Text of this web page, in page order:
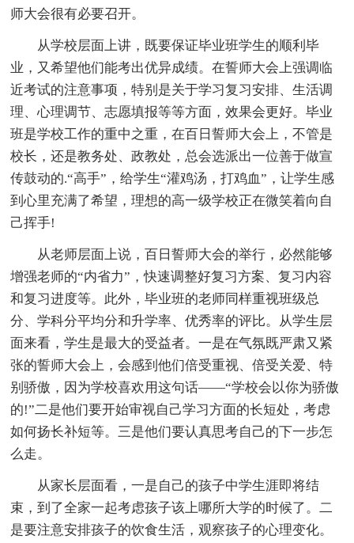
师大会很有必要召开。
从学校层面上讲，既要保证毕业班学生的顺利毕
业，又希望他们能考出优异成绩。在誓师大会上强调临
近考试的注意事项，特别是关于学习复习安排、生活调
理、心理调节、志愿填报等等方面，效果会更好。毕业
班是学校工作的重中之重，在百日誓师大会上，不管是
校长，还是教务处、政教处，总会选派出一位善于做宣
传鼓动的.“高手”，给学生“灌鸡汤，打鸡血”，让学生感
到心里充满了希望，理想的高一级学校正在微笑着向自
己挥手!
从老师层面上说，百日誓师大会的举行，必然能够
增强老师的“内省力”，快速调整好复习方案、复习内容
和复习进度等。此外，毕业班的老师同样重视班级总
分、学科分平均分和升学率、优秀率的评比。从学生层
面来看，学生是最大的受益者。一是在气氛既严肃又紧
张的誓师大会上，会感到他们倍受重视、倍受关爱、特
别骄傲，因为学校喜欢用这句话——“学校会以你为骄傲
的!”二是他们要开始审视自己学习方面的长短处，考虑
如何扬长补短等。三是他们要认真思考自己的下一步怎
么走。
从家长层面看，一是自己的孩子中学生涯即将结
束，到了全家一起考虑孩子该上哪所大学的时候了。二
是要注意安排孩子的饮食生活，观察孩子的心理变化。